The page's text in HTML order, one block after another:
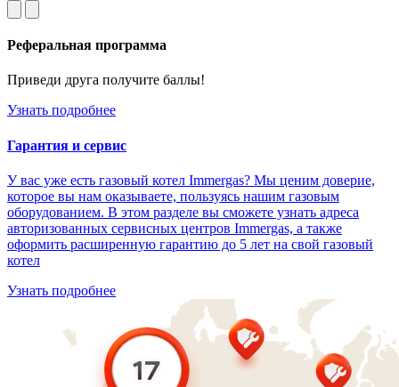
Реферальная программа
Приведи друга получите баллы!
Узнать подробнее
Гарантия и сервис
У вас уже есть газовый котел Immergas? Мы ценим доверие,
которое вы нам оказываете, пользуясь нашим газовым
оборудованием. В этом разделе вы сможете узнать адреса
авторизованных сервисных центров Immergas, а также
оформить расширенную гарантию до 5 лет на свой газовый
котел
Узнать подробнее